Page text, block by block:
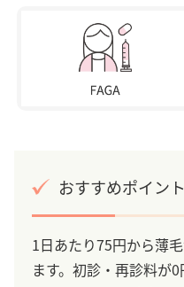
おすすめポイント
1日あたり75円から薄
ます。初診・再診料が